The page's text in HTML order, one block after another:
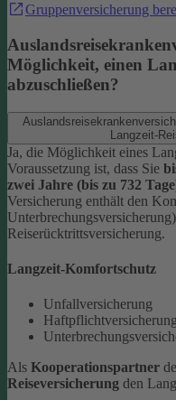
Gruppenversicherung
Möglichkeit, einen
abzuschließen?
Langzeit-
Ja, die Möglichkeit eines
Voraussetzung ist, dass Sie
zwei Jahre (bis zu 732
Versicherung enthält den
Reiserücktrittsversicherung.
Langzeit-​Komfortschutz
Unfallversicherung
Haftpflichtversicherung
Als Kooperationspartner
Reiseversicherung den